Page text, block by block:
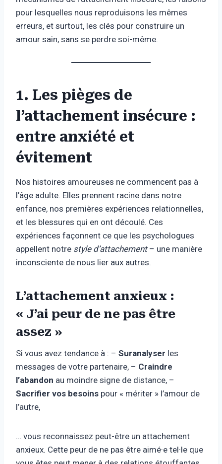
pour lesquelles nous reproduisons les mêmes
erreurs, et surtout, les clés pour construire un
amour sain, sans se perdre soi-même.
1. Les pièges de
l’attachement insécure :
entre anxiété et
évitement
Nos histoires amoureuses ne commencent pas à
l’âge adulte. Elles prennent racine dans notre
enfance, nos premières expériences relationnelles,
et les blessures qui en ont découlé. Ces
expériences façonnent ce que les psychologues
appellent notre style d’attachement– une manière
inconsciente de nous lier aux autres.
L’attachement anxieux :
« J’ai peur de ne pas être
assez »
Si vous avez tendance à : – Suranalyser les
messages de votre partenaire, – Craindre
l’abandon au moindre signe de distance, –
Sacrifier vos besoins pour « mériter » l’amour de
l’autre,
… vous reconnaissez peut-être un attachement
anxieux. Cette peur de ne pas être aimé·e tel·le que